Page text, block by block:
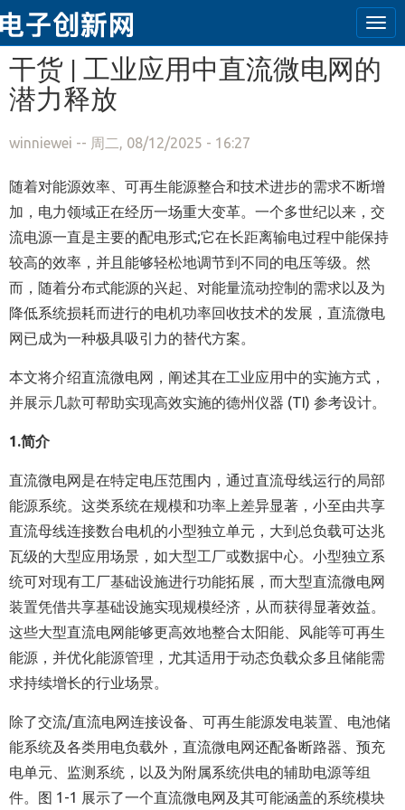
跳转到主要内容
干货 | 工业应用中直流微电网的
潜力释放
winniewei -- 周二, 08/12/2025 - 16:27
随着对能源效率、可再生能源整合和技术进步的需求不断增
加，电力领域正在经历一场重大变革。一个多世纪以来，交
流电源一直是主要的配电形式;它在长距离输电过程中能保持
较高的效率，并且能够轻松地调节到不同的电压等级。然
而，随着分布式能源的兴起、对能量流动控制的需求以及为
降低系统损耗而进行的电机功率回收技术的发展，直流微电
网已成为一种极具吸引力的替代方案。
本文将介绍直流微电网，阐述其在工业应用中的实施方式，
并展示几款可帮助实现高效实施的德州仪器 (TI) 参考设计。
1.简介
直流微电网是在特定电压范围内，通过直流母线运行的局部
能源系统。这类系统在规模和功率上差异显著，小至由共享
直流母线连接数台电机的小型独立单元，大到总负载可达兆
瓦级的大型应用场景，如大型工厂或数据中心。小型独立系
统可对现有工厂基础设施进行功能拓展，而大型直流微电网
装置凭借共享基础设施实现规模经济，从而获得显著效益。
这些大型直流电网能够更高效地整合太阳能、风能等可再生
能源，并优化能源管理，尤其适用于动态负载众多且储能需
求持续增长的行业场景。
除了交流/直流电网连接设备、可再生能源发电装置、电池储
能系统及各类用电负载外，直流微电网还配备断路器、预充
电单元、监测系统，以及为附属系统供电的辅助电源等组
件。图 1-1 展示了一个直流微电网及其可能涵盖的系统模块